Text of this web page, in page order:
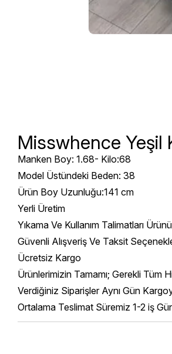
Misswhence Yeşil
Manken Boy: 1.68- Kilo:68
Model Üstündeki Beden: 38
Ürün Boy Uzunluğu:141 cm
Yerli Üretim
Yıkama Ve Kullanım Talimatları
Güvenli Alışveriş Ve Taksit
Ücretsiz Kargo
Ürünlerimizin Tamamı; Gerekli Tüm
Verdiğiniz Siparişler Aynı Gün
Ortalama Teslimat Süremiz 1-2 iş